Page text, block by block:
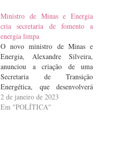
Ministro de Minas e Energia
cria secretaria de fomento a
energia limpa
O novo ministro de Minas e
Energia, Alexandre Silveira,
anunciou a criação de uma
Secretaria de Transição
Energética, que desenvolverá
políticas de desenvolvimento e
fomento de energia limpa. Na
2 de janeiro de 2023
Em "POLÍTICA"